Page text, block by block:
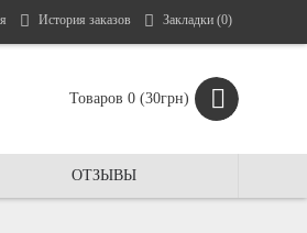
История заказов Закладки (0)
Товаров 0 (30грн)
ОТЗЫВЫ